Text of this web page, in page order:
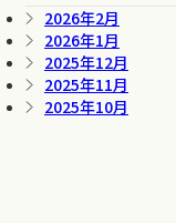
2026年2月
2026年1月
2025年12月
2025年11月
2025年10月